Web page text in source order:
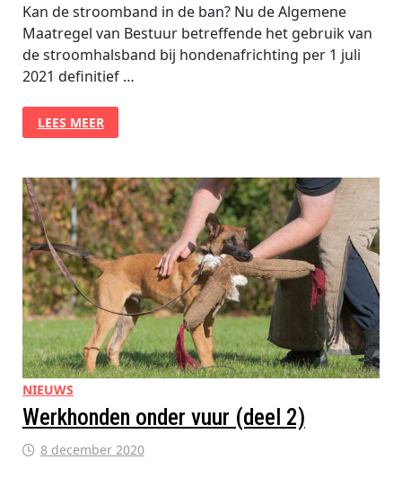
Kan de stroomband in de ban? Nu de Algemene
Maatregel van Bestuur betreffende het gebruik van
de stroomhalsband bij hondenafrichting per 1 juli
2021 definitief …
WERKHONDEN
ONDER
VUUR
LEES MEER
NIEUWS
Werkhonden onder vuur (deel 2)
8 december 2020